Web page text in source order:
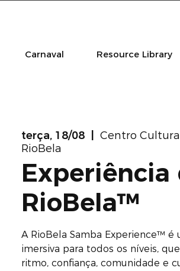
Carnaval Resource Library
terça, 18/08
Centro
RioBela
Experiência
RioBela™
A RioBela Samba Experience™ é
imersiva para todos os níveis,
ritmo, confiança, comunidade e